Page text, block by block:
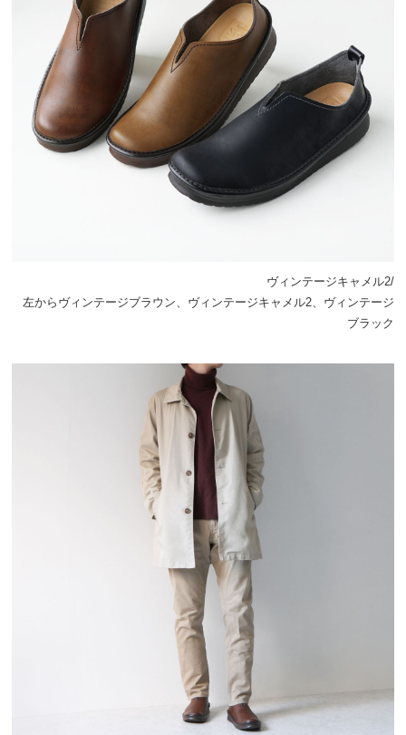
ヴィンテージキャメル2/
左からヴィンテージブラウン、ヴィンテージキャメル2、ヴィンテージ
ブラック